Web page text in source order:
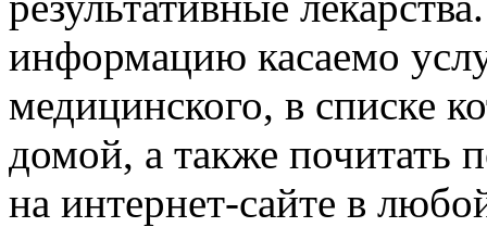
информацию касаемо
медицинского, в списке
домой, а также почитать
на интернет-сайте в